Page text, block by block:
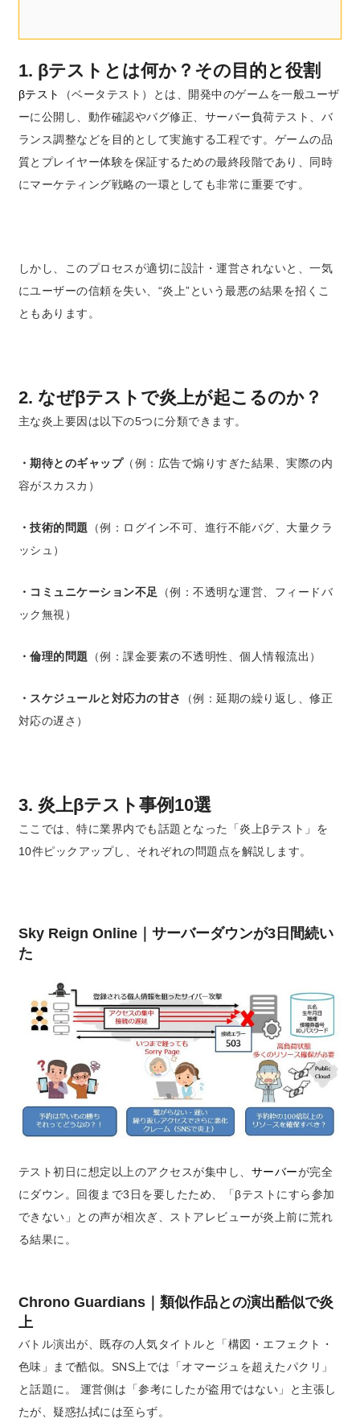
1. βテストとは何か？その目的と役割
βテスト
（ベータテスト）とは、開発中のゲームを一般ユーザ
ーに公開し、動作確認やバグ修正、サーバー負荷テスト、バ
ランス調整などを目的として実施する工程です。ゲームの品
質とプレイヤー体験を保証するための最終段階であり、同時
にマーケティング戦略の一環としても非常に重要です。
しかし、このプロセスが適切に設計・運営されないと、一気
にユーザーの信頼を失い、“炎上”という最悪の結果を招くこ
ともあります。
2. なぜβテストで炎上が起こるのか？
主な炎上要因は以下の5つに分類できます。
・期待とのギャップ（例：広告で煽りすぎた結果、実際の内
容がスカスカ）
・技術的問題
（例：ログイン不可、進行不能バグ、大量クラ
ッシュ）
・コミュニケーション不足 （例：不透明な運営、フィードバ
ック無視）
・倫理的問題 （例：課金要素の不透明性、個人情報流出）
・スケジュールと対応力の甘さ
（例：延期の繰り返し、修正
対応の遅さ）
3. 炎上βテスト事例10選
ここでは、特に業界内でも話題となった「炎上βテスト」を
10件ピックアップし、それぞれの問題点を解説します。
Sky Reign Online｜サーバーダウンが3日間続い
た
テスト初日に想定以上のアクセスが集中し、 サーバーが完全
にダウン。回復まで3日を要したため、「βテストにすら参加
できない」との声が相次ぎ、ストアレビューが炎上前に荒れ
る結果に。
Chrono Guardians｜類似作品との演出酷似で炎
上
バトル演出が、既存の人気タイトルと「構図・エフェクト・
色味」まで酷似。SNS上では「オマージュを超えたパクリ」
と話題に。 運営側は「参考にしたが盗用ではない」と主張し
たが、疑惑払拭には至らず。